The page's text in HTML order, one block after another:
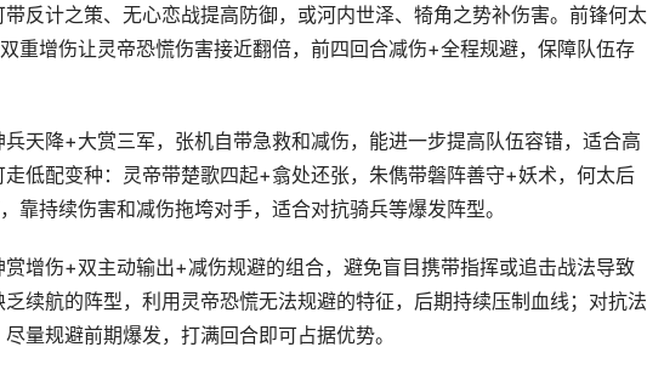
反计之策、无心恋战提高防御，或河内世泽、犄角之势补伤害。前锋何太
重增伤让灵帝恐慌伤害接近翻倍，前四回合减伤+全程规避，保障队伍存
天降+大赏三军，张机自带急救和减伤，能进一步提高队伍容错，适合高
低配变种：灵帝带楚歌四起+翕处还张，朱儁带磐阵善守+妖术，何太后
靠持续伤害和减伤拖垮对手，适合对抗骑兵等爆发阵型。
增伤+双主动输出+减伤规避的组合，避免盲目携带指挥或追击战法导致
续航的阵型，利用灵帝恐慌无法规避的特征，后期持续压制血线；对抗法
量规避前期爆发，打满回合即可占据优势。